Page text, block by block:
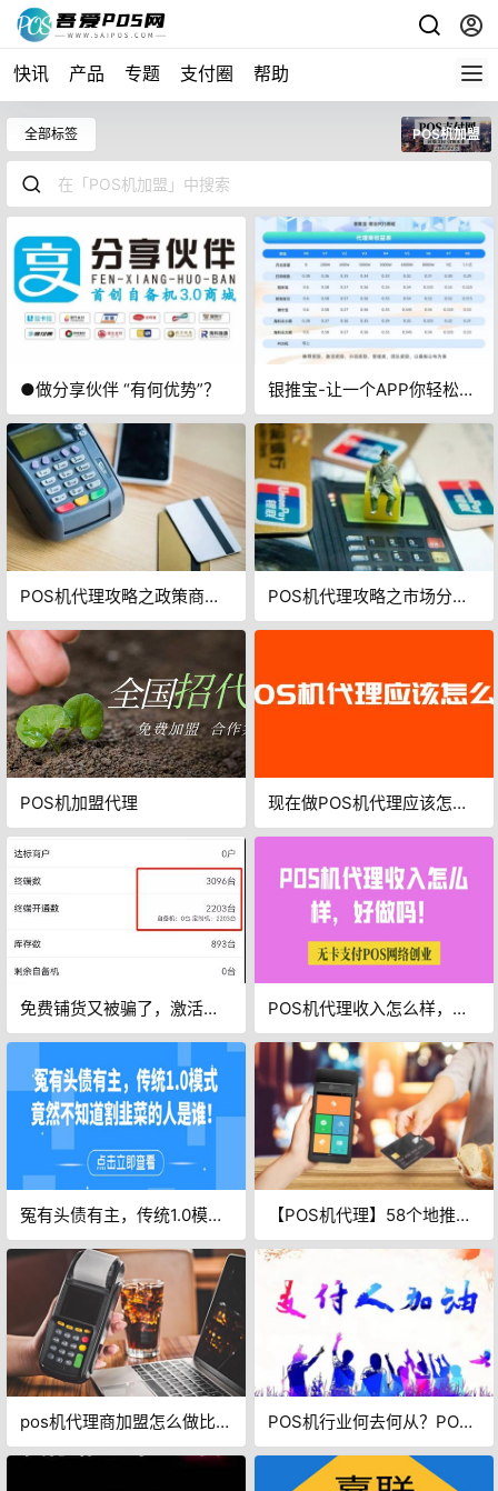
快讯 产品 专题 支付圈 帮助
全部标签 POS机加盟
●做分享伙伴 “有何优势”？
银推宝-让一个APP你轻松办
理正规pos机，让你的手机秒
变POS机
POS机代理攻略之政策商定
篇
POS机代理攻略之市场分析
篇
POS机加盟代理
现在做POS机代理应该怎么
干
免费铺货又被骗了，激活
2200台一天交易量2万7
POS机代理收入怎么样，好
做吗！
冤有头债有主，传统1.0模式
竟然不知道割韭菜的人是
谁！
【POS机代理】58个地推常
见问题应答话术，让你成为
地推之王
pos机代理商加盟怎么做比较
好呢？
POS机行业何去何从？POS
机未来会消失吗？